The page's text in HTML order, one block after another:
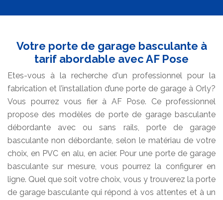
Votre porte de garage basculante à
tarif abordable avec AF Pose
Etes-vous à la recherche d'un professionnel pour la
fabrication et l’installation d’une porte de garage à Orly?
Vous pourrez vous fier à AF Pose. Ce professionnel
propose des modèles de porte de garage basculante
débordante avec ou sans rails, porte de garage
basculante non débordante, selon le matériau de votre
choix, en PVC en alu, en acier. Pour une porte de garage
basculante sur mesure, vous pourrez la configurer en
ligne. Quel que soit votre choix, vous y trouverez la porte
de garage basculante qui répond à vos attentes et à un